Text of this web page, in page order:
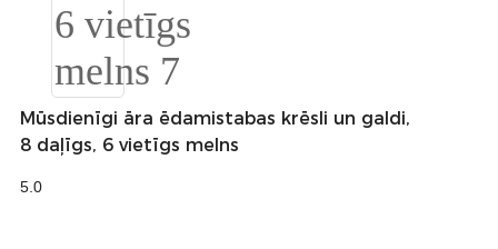
Mūsdienīgi āra ēdamistabas krēsli un galdi,
8 daļīgs, 6 vietīgs melns
5.0